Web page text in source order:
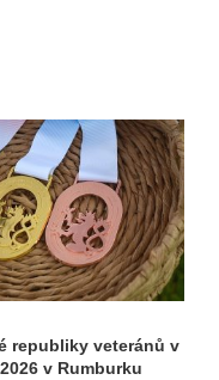
republiky veteránů v
v Rumburku